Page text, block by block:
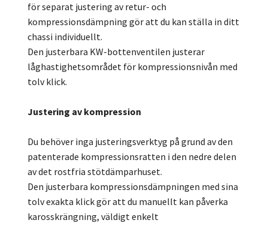
för separat justering av retur- och
kompressionsdämpning gör att du kan ställa in ditt
chassi individuellt.
Den justerbara KW-bottenventilen justerar
låghastighetsområdet för kompressionsnivån med
tolv klick.
Justering av kompression
Du behöver inga justeringsverktyg på grund av den
patenterade kompressionsratten i den nedre delen
av det rostfria stötdämparhuset.
Den justerbara kompressionsdämpningen med sina
tolv exakta klick gör att du manuellt kan påverka
karosskrängning, väldigt enkelt